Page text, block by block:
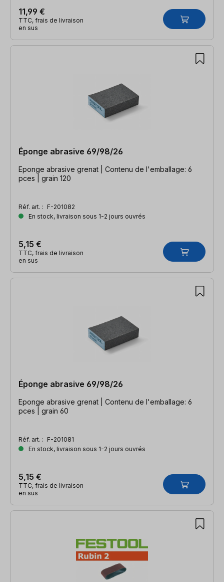
11,99 €
TTC, frais de livraison
en sus
Éponge abrasive 69/98/26
Eponge abrasive grenat | Contenu de l'emballage: 6
pces | grain 120
Réf. art. : F-201082
En stock, livraison sous 1-2 jours ouvrés
5,15 €
TTC, frais de livraison
en sus
Éponge abrasive 69/98/26
Eponge abrasive grenat | Contenu de l'emballage: 6
pces | grain 60
Réf. art. : F-201081
En stock, livraison sous 1-2 jours ouvrés
5,15 €
TTC, frais de livraison
en sus